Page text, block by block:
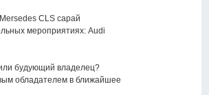
CLS сарай
мероприятиях: Audi
будующий владелец?
обладателем в ближайшее